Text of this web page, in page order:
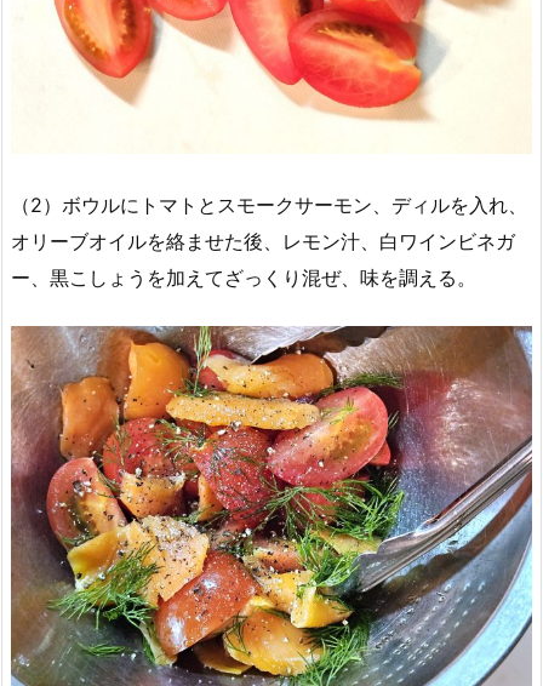
（2）ボウルにトマトとスモークサーモン、ディルを入れ、
オリーブオイルを絡ませた後、レモン汁、白ワインビネガ
ー、黒こしょうを加えてざっくり混ぜ、味を調える。